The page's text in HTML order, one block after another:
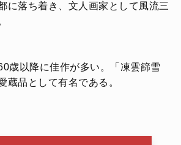
に落ち着き、文人画家として風流三
歳以降に佳作が多い。「凍雲篩雪
蔵品として有名である。